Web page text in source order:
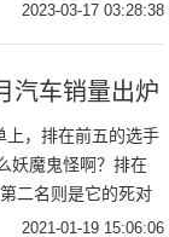
2023-03-17 03:28:38
汽车销量出炉
上，排在前五的选手
妖魔鬼怪啊？排在
二名则是它的死对
2021-01-19 15:06:06